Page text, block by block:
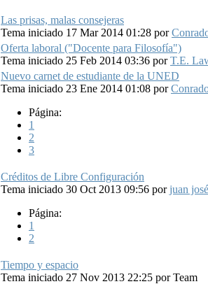
Las prisas, malas consejeras
Tema iniciado 17 Mar 2014 01:28 por
Oferta laboral ("Docente para Filosofía")
Tema iniciado 25 Feb 2014 03:36 porT.E.
Nuevo carnet de estudiante de la UNED
Tema iniciado 23 Ene 2014 01:08 por
Página:
1
2
3
Créditos de Libre Configuración
Tema iniciado 30 Oct 2013 09:56 porjuan josé
Página:
1
2
Tiempo y espacio
Tema iniciado 27 Nov 2013 22:25 porTeam